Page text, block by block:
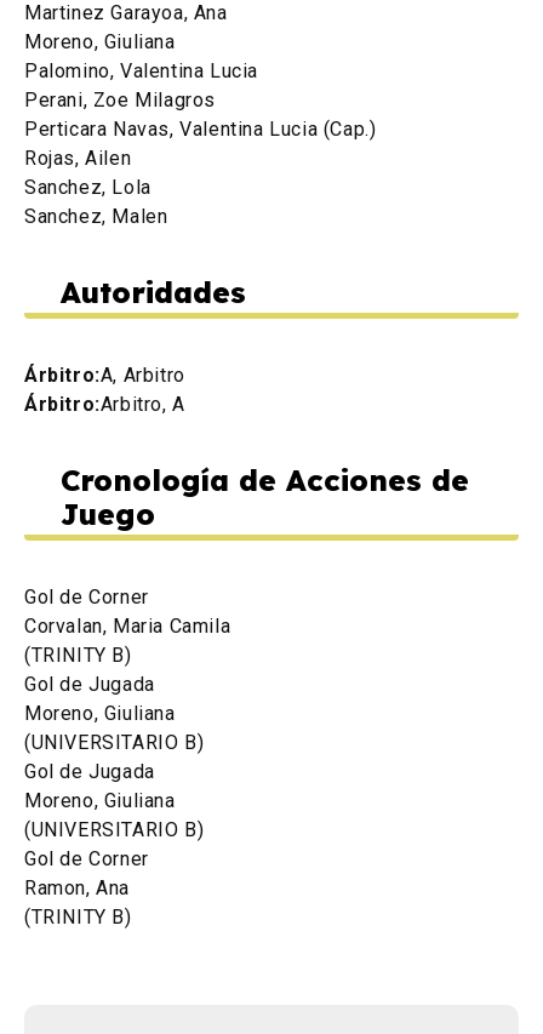
Martinez Garayoa, Ana
Moreno, Giuliana
Palomino, Valentina Lucia
Perani, Zoe Milagros
Perticara Navas, Valentina Lucia (Cap.)
Rojas, Ailen
Sanchez, Lola
Sanchez, Malen
Autoridades
Árbitro:A, Arbitro
Árbitro:Arbitro, A
Cronología de Acciones de
Juego
Gol de Corner
Corvalan, Maria Camila
(TRINITY B)
Gol de Jugada
Moreno, Giuliana
(UNIVERSITARIO B)
Gol de Jugada
Moreno, Giuliana
(UNIVERSITARIO B)
Gol de Corner
Ramon, Ana
(TRINITY B)